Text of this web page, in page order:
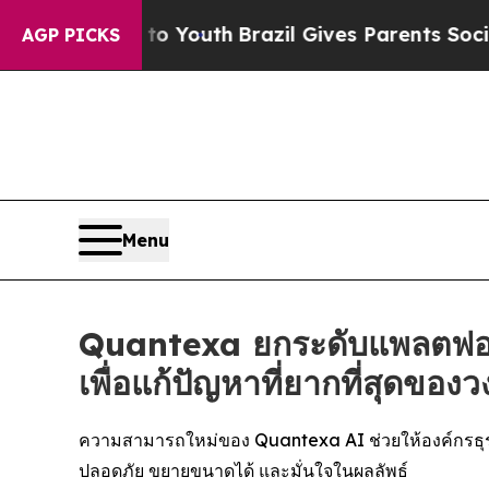
AGP PICKS
to YouthBrazil Gives Parents Social Media
Menu
Quantexa ยกระดับแพลตฟ
เพื่อแก้ปัญหาที่ยากที่สุดของ
ความสามารถใหม่ของ Quantexa AI ช่วยให้องค์กร
ปลอดภัย ขยายขนาดได้ และมั่นใจในผลลัพธ์